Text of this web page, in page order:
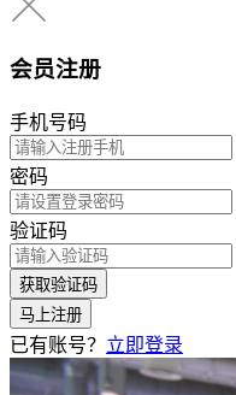
会员注册
手机号码
密码
验证码
获取验证码
马上注册
已有账号？ 立即登录